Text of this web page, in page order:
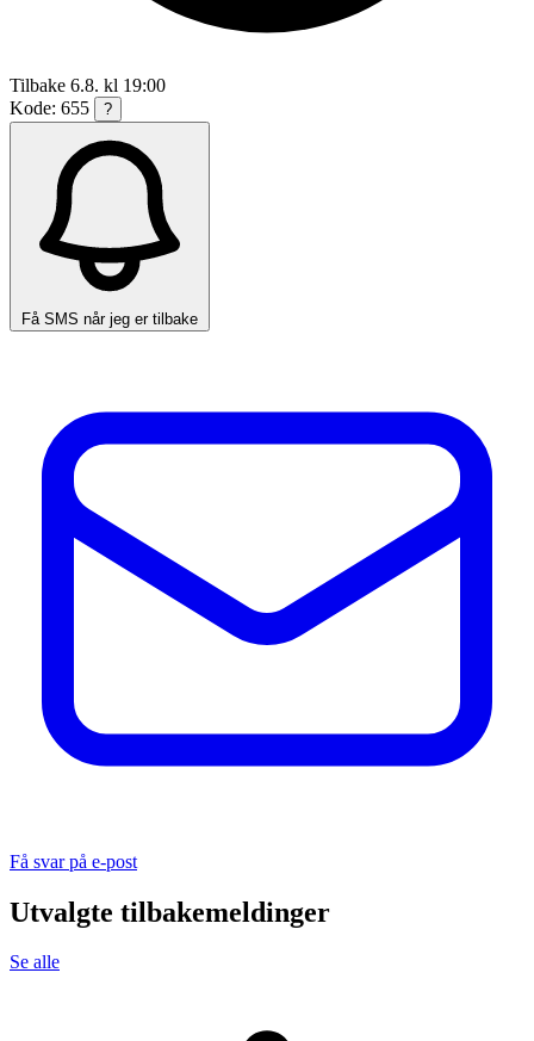
Tilbake 6.8. kl 19:00
Kode: 655
?
Få SMS når jeg er tilbake
Få svar på e-post
Utvalgte tilbakemeldinger
Se alle